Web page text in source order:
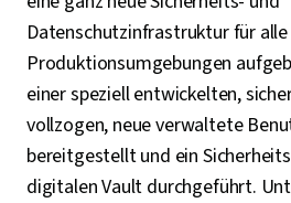
Datenschutzinfrastruktur für
Produktionsumgebungen
einer speziell entwickelten,
vollzogen, neue verwaltete
bereitgestellt und ein
digitalen Vault durchgeführt.